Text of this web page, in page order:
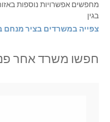
מחפשים אפשרויות נוספות
בגין
צפייה במשרדים בציר מנחם
חפשו משרד אחר